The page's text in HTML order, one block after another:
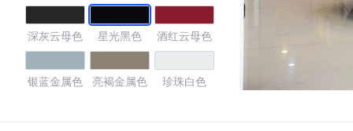
深灰云母色 星光黑色 酒红云母色
银蓝金属色 亮褐金属色 珍珠白色